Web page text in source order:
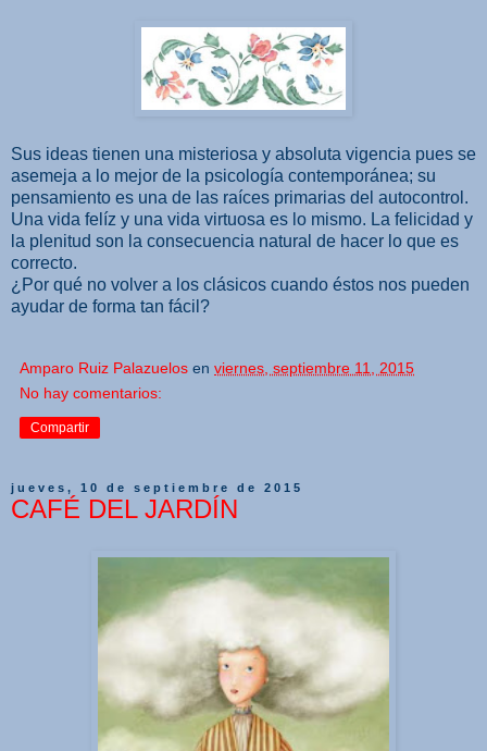
Sus ideas tienen una misteriosa y absoluta vigencia pues se
asemeja a lo mejor de la psicología contemporánea; su
pensamiento es una de las raíces primarias del autocontrol.
Una vida felíz y una vida virtuosa es lo mismo. La felicidad y
la plenitud son la consecuencia natural de hacer lo que es
correcto.
¿Por qué no volver a los clásicos cuando éstos nos pueden
ayudar de forma tan fácil?
Amparo Ruiz Palazuelos en viernes, septiembre 11, 2015
No hay comentarios:
Compartir
jueves, 10 de septiembre de 2015
CAFÉ DEL JARDÍN